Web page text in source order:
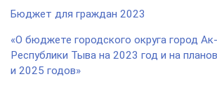
Бюджет для граждан 2023
«О бюджете городского округа город
Республики Тыва на 2023 год и на
и 2025 годов»